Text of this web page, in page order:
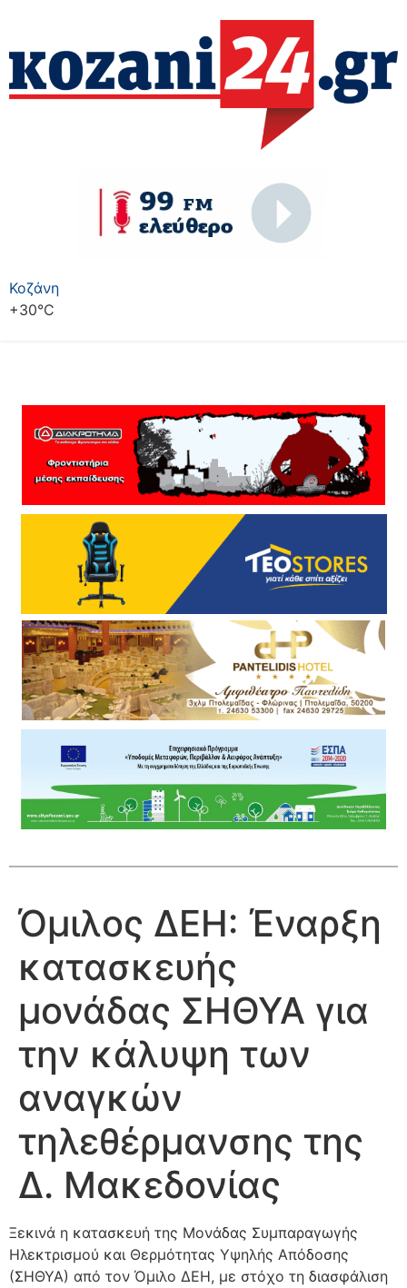
Κοζάνη
+30°C
Όμιλος ΔΕΗ: Έναρξη
κατασκευής
μονάδας ΣΗΘΥΑ για
την κάλυψη των
αναγκών
τηλεθέρμανσης της
Δ. Μακεδονίας
Ξεκινά η κατασκευή της Μονάδας Συμπαραγωγής
Ηλεκτρισμού και Θερμότητας Υψηλής Απόδοσης
(ΣΗΘΥΑ) από τον Όμιλο ΔΕΗ, με στόχο τη διασφάλιση